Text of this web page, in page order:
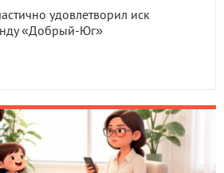
удовлетворил иск
«Добрый-Юг»